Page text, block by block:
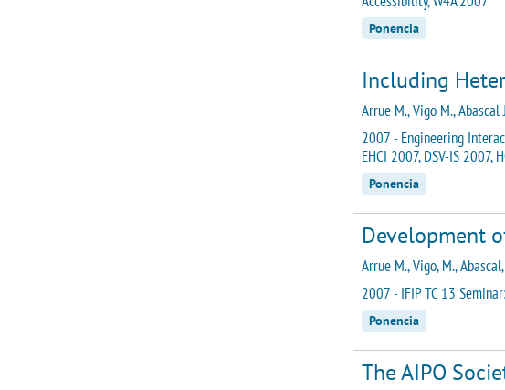
Ponencia
Including
Arrue M., Vigo M., Abascal
2007 - Engineering
EHCI 2007, DSV-IS 2007,
Ponencia
Development
Arrue M., Vigo, M., Abascal,
2007 - IFIP TC 13
Ponencia
The AIPO